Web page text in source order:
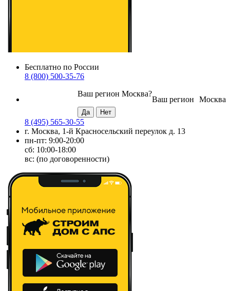
Бесплатно по России
8 (800) 500-35-76
Москва
Ваш регион
Ваш регион Москва?
8 (495) 565-30-55
г. Москва, 1-й Красносельский переулок д. 13
пн-пт: 9:00-20:00
сб: 10:00-18:00
вс: (по договоренности)